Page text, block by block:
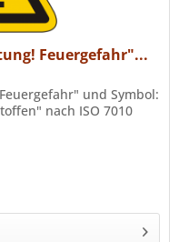
Feuergefahr"...
und Symbol:
nach ISO 7010